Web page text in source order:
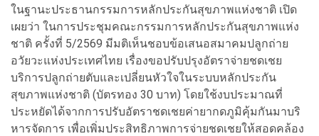
ในฐานะประธานกรรมการหลักประกันสุขภาพแห่งชาติ เปิด
เผยว่า ในการประชุมคณะกรรมการหลักประกันสุขภาพแห่ง
ชาติ ครั้งที่ 5/2569 มีมติเห็นชอบข้อเสนอสมาคมปลูกถ่าย
อวัยวะแห่งประเทศไทย เรื่องขอปรับปรุงอัตราจ่ายชดเชย
บริการปลูกถ่ายตับและเปลี่ยนหัวใจในระบบหลักประกัน
สุขภาพแห่งชาติ (บัตรทอง 30 บาท) โดยใช้งบประมาณที่
ประหยัดได้จากการปรับอัตราชดเชยค่ายากดภูมิคุ้มกันมาบริ
หารจัดการ เพื่อเพิ่มประสิทธิภาพการจ่ายชดเชยให้สอดคล้อง